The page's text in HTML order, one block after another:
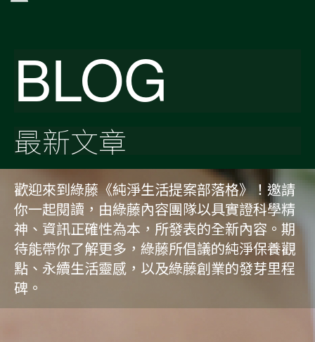
BLOG
最新文章
歡迎來到綠藤《純淨生活提案部落格》！邀請
你一起閱讀，由綠藤內容團隊以具實證科學精
神、資訊正確性為本，所發表的全新內容。期
待能帶你了解更多，綠藤所倡議的純淨保養觀
點、永續生活靈感，以及綠藤創業的發芽里程
碑。